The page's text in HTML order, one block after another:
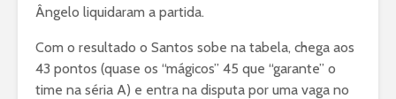
Ângelo liquidaram a partida.
Com o resultado o Santos sobe na tabela, chega aos
43 pontos (quase os “mágicos” 45 que “garante” o
time na séria A) e entra na disputa por uma vaga no